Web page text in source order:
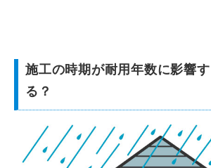
施工の時期が耐用年数に影響
る？